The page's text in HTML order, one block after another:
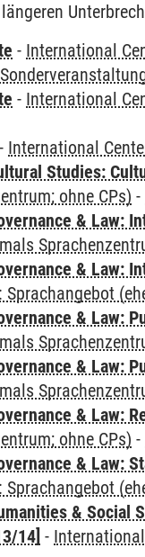
- International
- International
- International
Studies:
ohne CPs) -
& Law:
& Law:
& Law:
& Law:
& Law:
ohne CPs) -
& Law:
& Social
14] -